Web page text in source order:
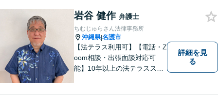
岩谷 健作 弁護士
ちむじゅらさん法律事務所
沖縄県|名護市
【法テラス利用可】【電話・Z
oom相談・出張面談対応可
能】10年以上の法テラススタ
詳細を見
る